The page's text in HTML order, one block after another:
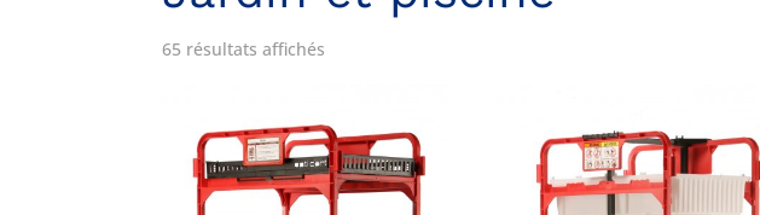
65 résultats affichés